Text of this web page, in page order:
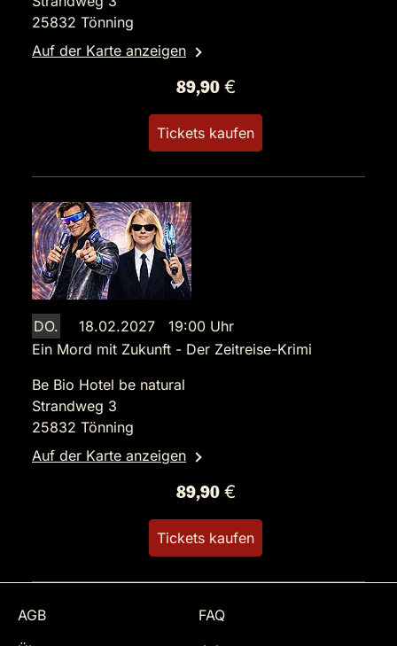
25832 Tönning
Auf der Karte anzeigen
89,90 €
Tickets kaufen
DO.
18.02.2027 19:00 Uhr
Ein Mord mit Zukunft - Der Zeitreise-Krimi
Be Bio Hotel be natural
Strandweg 3
25832 Tönning
Auf der Karte anzeigen
89,90 €
Tickets kaufen
AGB
FAQ